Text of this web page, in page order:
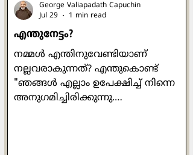
എന്തുനേട്ടം?
നമ്മൾ എന്തിനുവേണ്ടിയാണ്
നല്ലവരാകുന്നത്? എന്തുകൊണ്ട്
"ഞങ്ങൾ എല്ലാം ഉപേക്ഷിച്ച് നിന്നെ
അനുഗമിച്ചിരിക്കുന്നു.
George Valiapadath Capuchin
Jul 29
1 min read